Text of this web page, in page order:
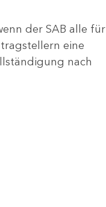
der SAB alle für
eine
nach